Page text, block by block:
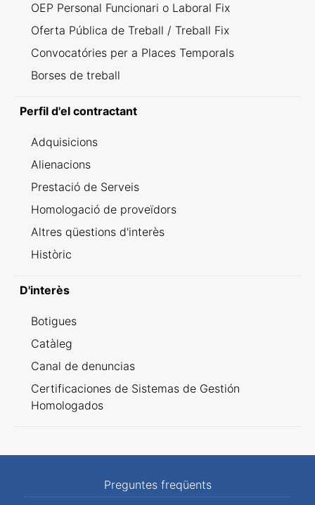
OEP Personal Funcionari o Laboral Fix
Oferta Pública de Treball / Treball Fix
Convocatóries per a Places Temporals
Borses de treball
Perfil d'el contractant
Adquisicions
Alienacions
Prestació de Serveis
Homologació de proveïdors
Altres qüestions d'interès
Històric
D'interès
Botigues
Catàleg
Canal de denuncias
Certificaciones de Sistemas de Gestión
Homologados
Preguntes freqüents